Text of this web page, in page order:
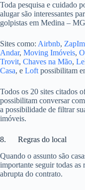
Toda pesquisa e cuidado
alugar são interessantes
golpistas em Medina –
Sites como: Airbnb,
Andar, Moving Imóveis,
Trovit, Chaves na Mão,
Casa, e Loft possibilitam
Todos os 20 sites citados
possibilitam conversar
a possibilidade de filtrar
imóveis.
8. Regras do local
Quando o assunto são
importante seguir todas
abrupta do contrato.